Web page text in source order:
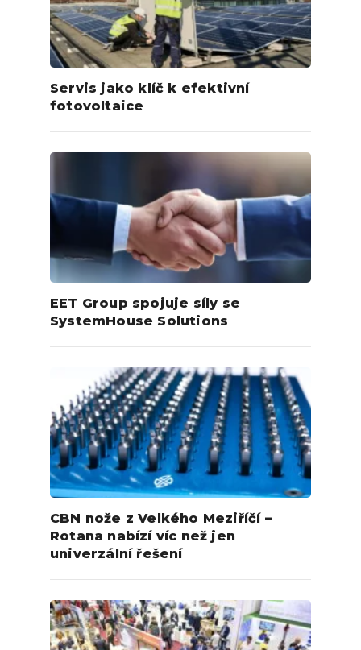
Servis jako klíč k efektivní
fotovoltaice
EET Group spojuje síly se
SystemHouse Solutions
CBN nože z Velkého Meziříčí –
Rotana nabízí víc než jen
univerzální řešení